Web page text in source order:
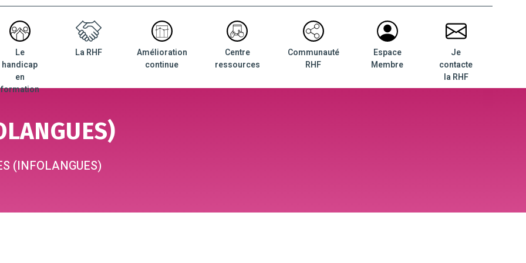
Le
handicap
en
formation
La RHF
Amélioration
continue
Centre
ressources
Communauté
RHF
Espace
Membre
Je
contacte
la RHF
(INFOLANGUES)